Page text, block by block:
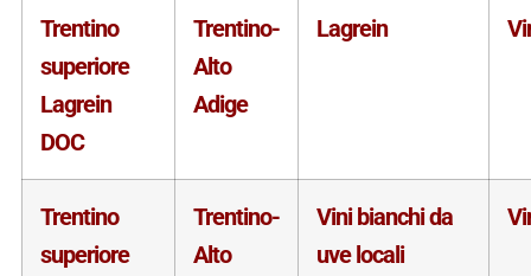
Trentino
superiore
Lagrein
DOC
Trentino-
Alto
Adige
Lagrein
Trentino
superiore
Trentino-
Alto
Vini bianchi da
uve locali